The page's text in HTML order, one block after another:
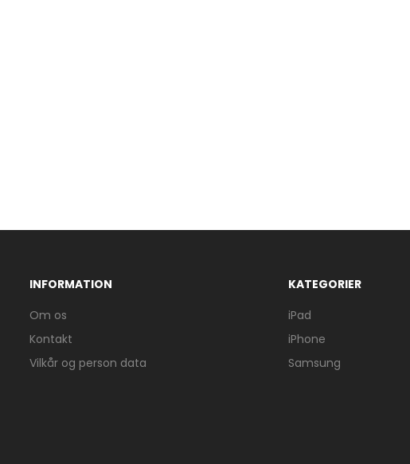
INFORMATION
Om os
Kontakt
Vilkår og person data
KATEGORIER
iPad
iPhone
Samsung